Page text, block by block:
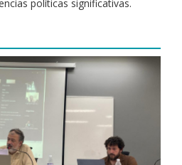
políticas significativas.